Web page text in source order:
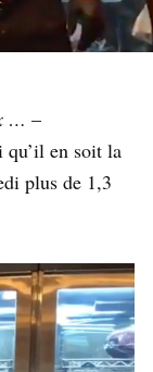
… –
qu’il en soit la
plus de 1,3